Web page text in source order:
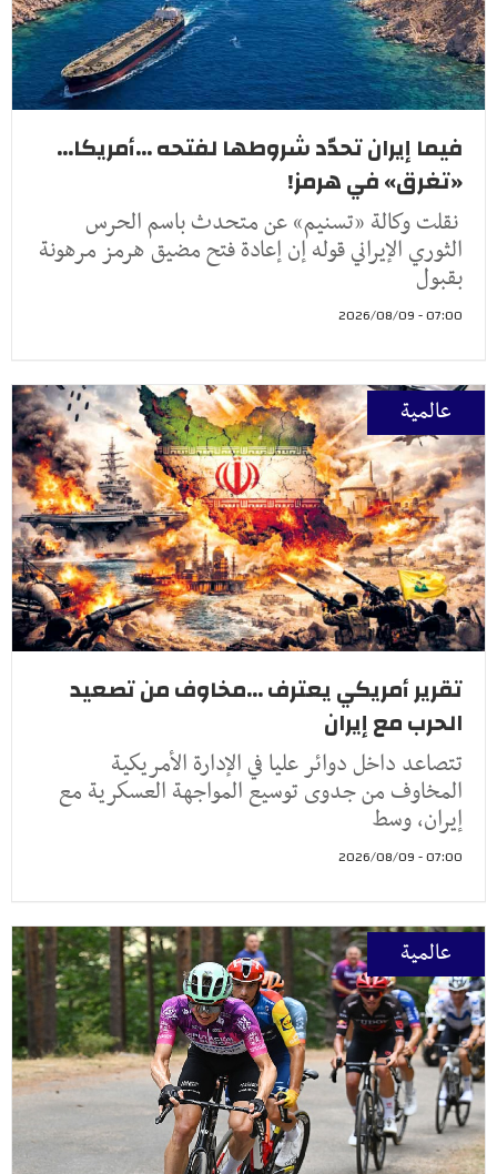
فيما إيران تحدّد شروطها لفتحه ...أمريكا...
«تغرق» في هرمز!
نقلت وكالة «تسنيم» عن متحدث باسم الحرس
الثوري الإيراني قوله إن إعادة فتح مضيق هرمز مرهونة
بقبول
07:00 - 2026/08/09
عالمية
تقرير أمريكي يعترف ...مخاوف من تصعيد
الحرب مع إيران
تتصاعد داخل دوائر عليا في الإدارة الأمريكية
المخاوف من جدوى توسيع المواجهة العسكرية مع
إيران، وسط
07:00 - 2026/08/09
عالمية